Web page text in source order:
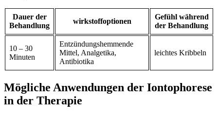
Dauer ⁢der
Behandlung
wirkstoffoptionen
Gefühl während
der Behandlung
10 – 30⁢
Minuten
Entzündungshemmende
Mittel, Analgetika,‌
Antibiotika
leichtes Kribbeln
Mögliche Anwendungen der Iontophorese
in ‌der⁤ Therapie